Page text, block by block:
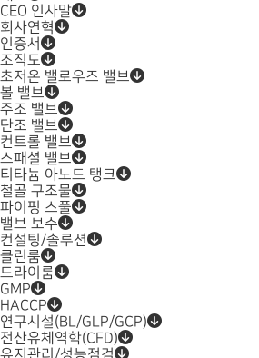
CEO 인사말
회사연혁
인증서
조직도
초저온 밸로우즈 밸브
볼 밸브
주조 밸브
단조 밸브
컨트롤 밸브
스패셜 밸브
티타늄 아노드 탱크
철골 구조물
파이핑 스풀
밸브 보수
컨설팅/솔루션
클린룸
드라이룸
GMP
HACCP
연구시설(BL/GLP/GCP)
전산유체역학(CFD)
유지관리/성능점검